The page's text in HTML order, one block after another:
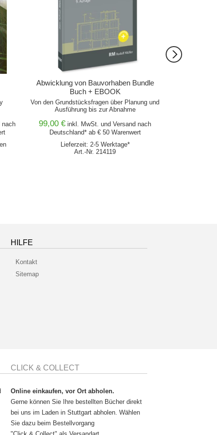
nach
Abwicklung von Bauvorhaben Bundle
Buch + EBOOK
Von den Grundstücksfragen über Planung und
Ausführung bis zur Abnahme
99,00 € inkl. MwSt. und Versand nach
Deutschland* ab € 50 Warenwert
Lieferzeit: 2-5 Werktage*
Art.-Nr. 214119
HILFE
Kontakt
Sitemap
CLICK & COLLECT
Online einkaufen, vor Ort abholen.
Gerne können Sie Ihre bestellten Bücher direkt
bei uns im Laden in Stuttgart abholen. Wählen
Sie dazu beim Bestellvorgang